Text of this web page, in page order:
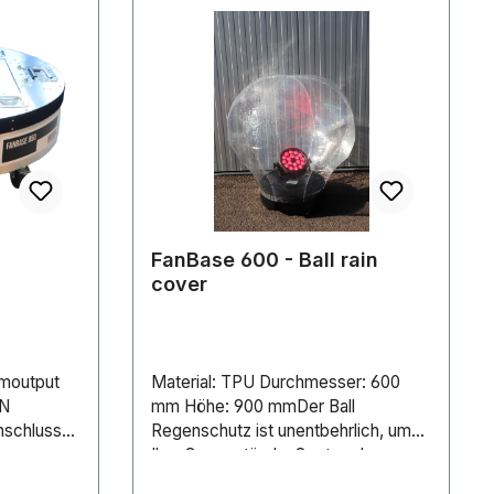
FanBase 600 - Ball rain
cover
Material: TPU Durchmesser: 600
mm Höhe: 900 mmDer Ball
Regenschutz ist unentbehrlich, um
Ihre Gegenstände, Spots oder